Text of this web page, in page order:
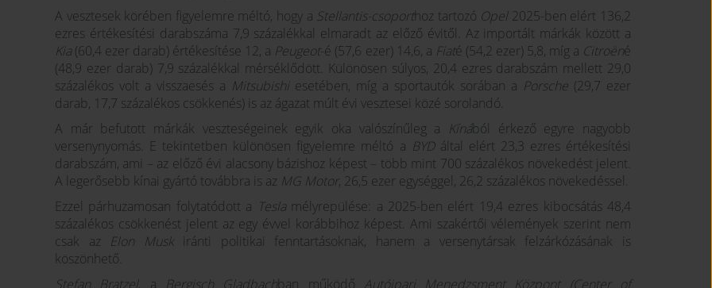
A vesztesek körében figyelemre méltó, hogy a Stellantis-csoporthoz tartozó Opel2025-ben elért 136,2
ezres értékesítési darabszáma 7,9 százalékkal elmaradt az előző évitől. Az importált márkák között a
Kia(60,4 ezer darab) értékesítése 12, a Peugeot-é (57,6 ezer) 14,6, a Fiaté (54,2 ezer) 5,8, míg a Citroëné
(48,9 ezer darab) 7,9 százalékkal mérséklődött. Különösen súlyos, 20,4 ezres darabszám mellett 29,0
százalékos volt a visszaesés a Mitsubishiesetében, míg a sportautók sorában a Porsche (29,7 ezer
darab, 17,7 százalékos csökkenés) is az ágazat múlt évi vesztesei közé sorolandó.
A már befutott márkák veszteségeinek egyik oka valószínűleg a Kínából érkező egyre nagyobb
versenynyomás. E tekintetben különösen figyelemre méltó a BYDáltal elért 23,3 ezres értékesítési
darabszám, ami – az előző évi alacsony bázishoz képest – több mint 700 százalékos növekedést jelent.
A legerősebb kínai gyártó továbbra is az MG Motor, 26,5 ezer egységgel, 26,2 százalékos növekedéssel.
Ezzel párhuzamosan folytatódott a Teslamélyrepülése: a 2025-ben elért 19,4 ezres kibocsátás 48,4
százalékos csökkenést jelent az egy évvel korábbihoz képest. Ami szakértői vélemények szerint nem
csak az Elon Musk iránti politikai fenntartásoknak, hanem a versenytársak felzárkózásának is
köszönhető.
Stefan Bratzel, a Bergisch Gladbachban működő Autóipari Menedzsment Központ (Center of